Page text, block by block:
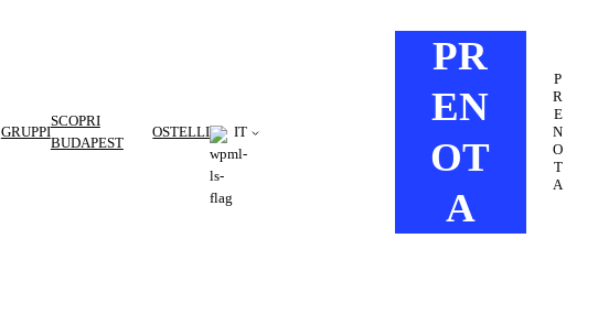
GRUPPI
SCOPRI
BUDAPEST
OSTELLI IT
PR
EN
OT
A
P
R
E
N
O
T
A